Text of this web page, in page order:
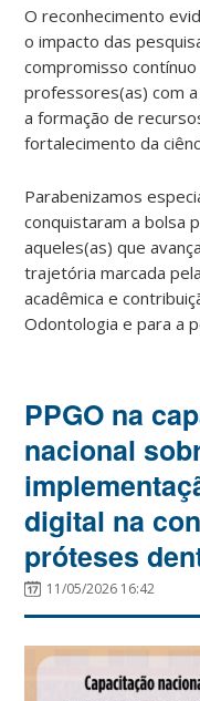
O reconhecimento
o impacto das
compromisso
professores(as) com
a formação de
fortalecimento da
Parabenizamos
conquistaram a bolsa
aqueles(as) que
trajetória marcada
acadêmica e
Odontologia e para a
PPGO na
nacional
digital na
próteses
11/05/2026 16:42